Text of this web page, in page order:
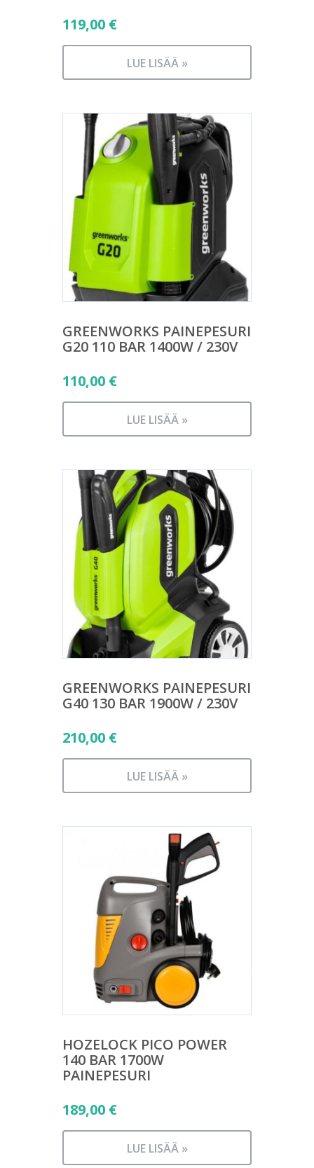
119,00 €
LUE LISÄÄ »
GREENWORKS PAINEPESURI
G20 110 BAR 1400W / 230V
110,00 €
LUE LISÄÄ »
GREENWORKS PAINEPESURI
G40 130 BAR 1900W / 230V
210,00 €
LUE LISÄÄ »
HOZELOCK PICO POWER
140 BAR 1700W
PAINEPESURI
189,00 €
LUE LISÄÄ »